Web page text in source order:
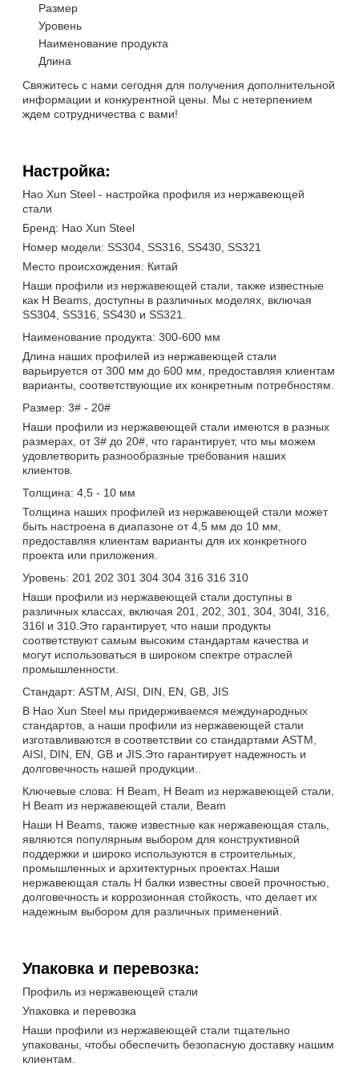
Размер
Уровень
Наименование продукта
Длина
Свяжитесь с нами сегодня для получения дополнительной
информации и конкурентной цены. Мы с нетерпением
ждем сотрудничества с вами!
Настройка:
Hao Xun Steel - настройка профиля из нержавеющей
стали
Бренд: Hao Xun Steel
Номер модели: SS304, SS316, SS430, SS321
Место происхождения: Китай
Наши профили из нержавеющей стали, также известные
как H Beams, доступны в различных моделях, включая
SS304, SS316, SS430 и SS321.
Наименование продукта: 300-600 мм
Длина наших профилей из нержавеющей стали
варьируется от 300 мм до 600 мм, предоставляя клиентам
варианты, соответствующие их конкретным потребностям.
Размер: 3# - 20#
Наши профили из нержавеющей стали имеются в разных
размерах, от 3# до 20#, что гарантирует, что мы можем
удовлетворить разнообразные требования наших
клиентов.
Толщина: 4,5 - 10 мм
Толщина наших профилей из нержавеющей стали может
быть настроена в диапазоне от 4,5 мм до 10 мм,
предоставляя клиентам варианты для их конкретного
проекта или приложения.
Уровень: 201 202 301 304 304 316 316 310
Наши профили из нержавеющей стали доступны в
различных классах, включая 201, 202, 301, 304, 304l, 316,
316l и 310.Это гарантирует, что наши продукты
соответствуют самым высоким стандартам качества и
могут использоваться в широком спектре отраслей
промышленности.
Стандарт: ASTM, AISI, DIN, EN, GB, JIS
В Hao Xun Steel мы придерживаемся международных
стандартов, а наши профили из нержавеющей стали
изготавливаются в соответствии со стандартами ASTM,
AISI, DIN, EN, GB и JIS.Это гарантирует надежность и
долговечность нашей продукции..
Ключевые слова: H Beam, H Beam из нержавеющей стали,
H Beam из нержавеющей стали, Beam
Наши H Beams, также известные как нержавеющая сталь,
являются популярным выбором для конструктивной
поддержки и широко используются в строительных,
промышленных и архитектурных проектах.Наши
нержавеющая сталь H балки известны своей прочностью,
долговечность и коррозионная стойкость, что делает их
надежным выбором для различных применений.
Упаковка и перевозка:
Профиль из нержавеющей стали
Упаковка и перевозка
Наши профили из нержавеющей стали тщательно
упакованы, чтобы обеспечить безопасную доставку нашим
клиентам.